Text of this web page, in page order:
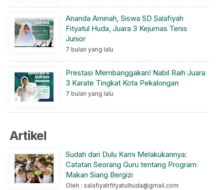
Ananda Aminah, Siswa SD Salafiyah
Fityatul Huda, Juara 3 Kejurnas Tenis
Junior
7 bulan yang lalu
Prestasi Membanggakan! Nabil Raih Juara
3 Karate Tingkat Kota Pekalongan
7 bulan yang lalu
Artikel
Sudah dari Dulu Kami Melakukannya:
Catatan Seorang Guru tentang Program
Makan Siang Bergizi
Oleh : salafiyahfityatulhuda@gmail.com